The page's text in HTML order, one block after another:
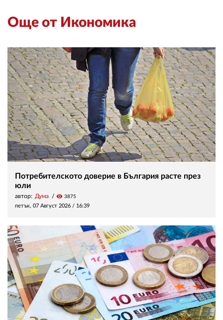
Още от Икономика
Потребителското доверие в България расте през
юли
автор: Дума visibility 3875
петък, 07 Август 2026 / 16:39